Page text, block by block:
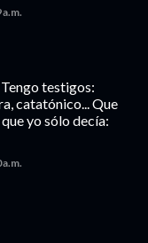
testigos:
catatónico... Que
yo sólo decía: